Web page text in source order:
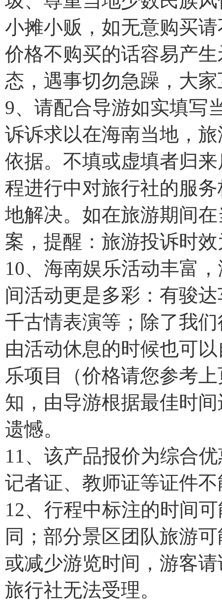
小摊小贩，如无意购买
价格不购买的话容易产
态，遇事切勿急躁，大
9、请配合导游如实填写
诉诉求以在海南当地，
依据。不填或虚填者归
程进行中对旅行社的服
地解决。如在旅游期间
案，提醒：旅游投诉时
10、海南娱乐活动丰富
间活动更是多彩：有骏
千古情表演等；除了我
由活动休息的时候也可
乐项目（价格请您参考
知，由导游根据最佳时
遗憾。
11、该产品报价为综合
记者证、教师证等证件
12、行程中标注的时间
同；部分景区团队旅游
或减少游览时间，游客
旅行社无法受理。